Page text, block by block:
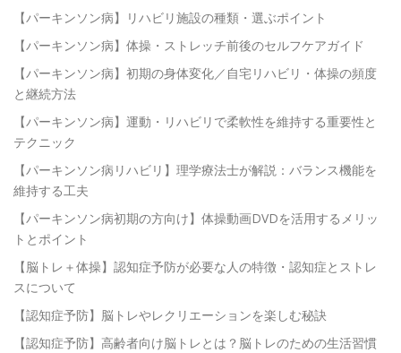
【パーキンソン病】リハビリ施設の種類・選ぶポイント
【パーキンソン病】体操・ストレッチ前後のセルフケアガイド
【パーキンソン病】初期の身体変化／自宅リハビリ・体操の頻度
と継続方法
【パーキンソン病】運動・リハビリで柔軟性を維持する重要性と
テクニック
【パーキンソン病リハビリ】理学療法士が解説：バランス機能を
維持する工夫
【パーキンソン病初期の方向け】体操動画DVDを活用するメリッ
トとポイント
【脳トレ＋体操】認知症予防が必要な人の特徴・認知症とストレ
スについて
【認知症予防】脳トレやレクリエーションを楽しむ秘訣
【認知症予防】高齢者向け脳トレとは？脳トレのための生活習慣